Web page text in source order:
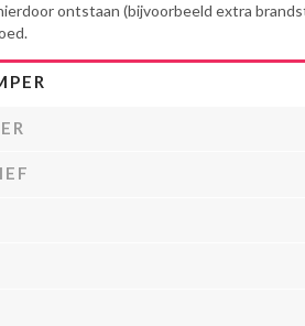
ontstaan (bijvoorbeeld extra